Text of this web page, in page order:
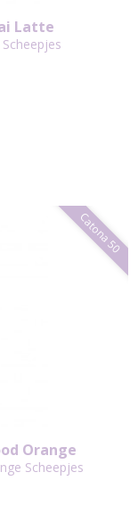
Latte
Catona 50
Orange
Scheepjes